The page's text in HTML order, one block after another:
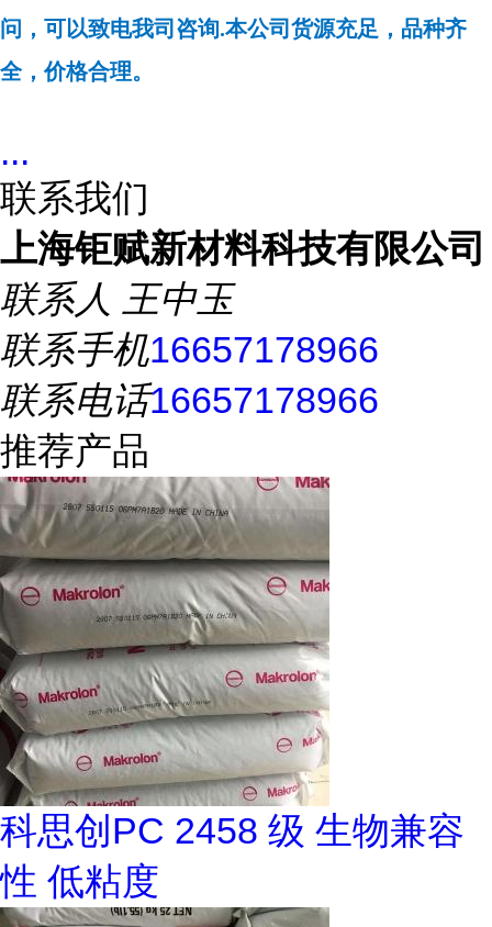
问，可以致电我司咨询.本公司货源充足，品种齐
全，价格合理。
...
联系我们
上海钜赋新材料科技有限公司
联系人 王中玉
联系手机16657178966
联系电话16657178966
推荐产品
科思创PC 2458 级 生物兼容
性 低粘度